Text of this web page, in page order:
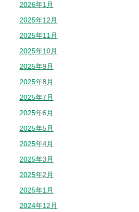
2026年1月
2025年12月
2025年11月
2025年10月
2025年9月
2025年8月
2025年7月
2025年6月
2025年5月
2025年4月
2025年3月
2025年2月
2025年1月
2024年12月